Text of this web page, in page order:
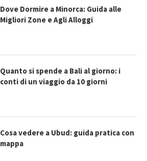
Dove Dormire a Minorca: Guida alle
Migliori Zone e Agli Alloggi
Quanto si spende a Bali al giorno: i
conti di un viaggio da 10 giorni
Cosa vedere a Ubud: guida pratica con
mappa